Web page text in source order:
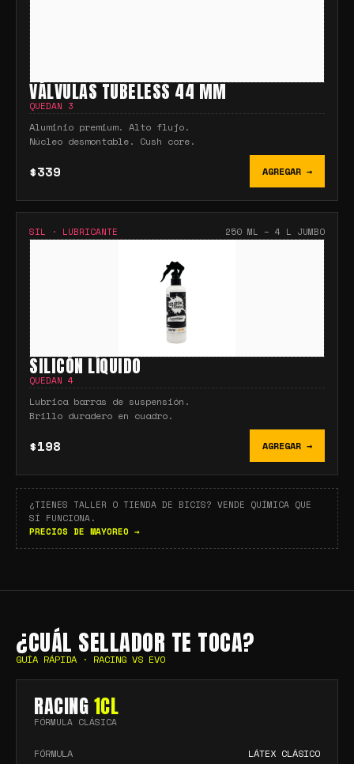
VÁLVULAS TUBELESS 44 MM
QUEDAN 3
Aluminio premium. Alto flujo.
Núcleo desmontable. Cush core.
$339 AGREGAR →
SIL · LUBRICANTE 250 ML – 4 L JUMBO
SILICÓN LÍQUIDO
QUEDAN 4
Lubrica barras de suspensión.
Brillo duradero en cuadro.
$198 AGREGAR →
¿TIENES TALLER O TIENDA DE BICIS? VENDE QUÍMICA QUE
SÍ FUNCIONA.
PRECIOS DE MAYOREO →
¿CUÁL SELLADOR TE TOCA?
GUÍA RÁPIDA · RACING VS EVO
RACING1CL
FÓRMULA CLÁSICA
FÓRMULA LÁTEX CLÁSICO